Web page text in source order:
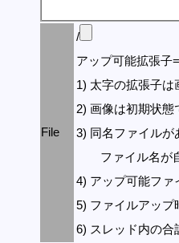
File
/
アップ可能拡張子
1) 太字の拡張子は
2) 画像は初期状
3) 同名ファイルが
ファイル名が自
4) アップ可能ファ
5) ファイルアップ
6) スレッド内の合